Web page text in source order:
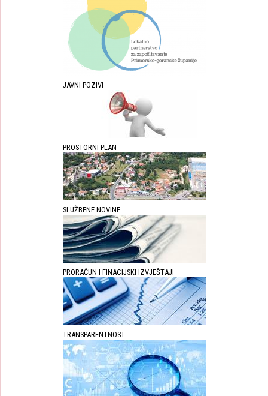
JAVNI POZIVI
PROSTORNI PLAN
SLUŽBENE NOVINE
PRORAČUN I FINACIJSKI IZVJEŠTAJI
TRANSPARENTNOST